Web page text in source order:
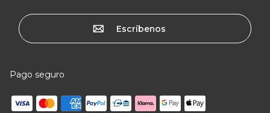
Escríbenos
Pago seguro